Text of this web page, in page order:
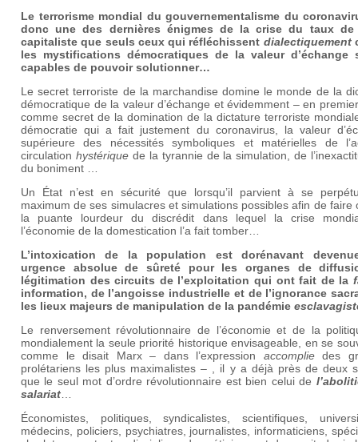
Le terrorisme mondial du gouvernementalisme du
donc une des dernières énigmes de la crise du taux
capitaliste que seuls ceux qui réfléchissent dialectiquement
les mystifications démocratiques de la valeur d’échange
capables de pouvoir solutionner…
Le secret terroriste de la marchandise domine le monde de la
démocratique de la valeur d’échange et évidemment – en
comme secret de la domination de la dictature terroriste
démocratie qui a fait justement du coronavirus, la valeur
supérieure des nécessités symboliques et matérielles de
circulation hystériquede la tyrannie de la simulation, de
du boniment …
Un État n’est en sécurité que lorsqu’il parvient à se
maximum de ses simulacres et simulations possibles afin de faire
la puante lourdeur du discrédit dans lequel la crise
l’économie de la domestication l’a fait tomber…
L’intoxication de la population est dorénavant
urgence absolue de sûreté pour les organes de
légitimation des circuits de l’exploitation qui ont fait de la
information, de l’angoisse industrielle et de l’ignorance
les lieux majeurs de manipulation de la pandémie
Le renversement révolutionnaire de l’économie et de la
mondialement la seule priorité historique envisageable, en se
comme le disait Marx – dans l’expression accompliedes
prolétariens les plus maximalistes – , il y a déjà près de deux
que le seul mot d’ordre révolutionnaire est bien celui de
salariat…
Économistes, politiques, syndicalistes, scientifiques,
médecins, policiers, psychiatres, journalistes, informaticiens,